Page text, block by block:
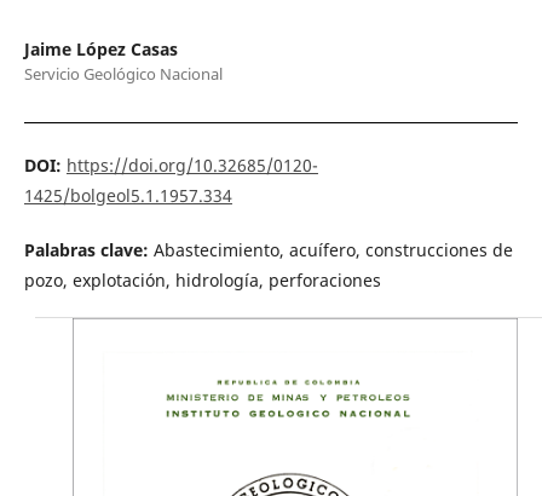
Jaime López Casas
Servicio Geológico Nacional
DOI: https://doi.org/10.32685/0120-
1425/bolgeol5.1.1957.334
Palabras clave: Abastecimiento, acuífero, construcciones de
pozo, explotación, hidrología, perforaciones